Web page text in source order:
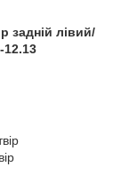
задній лівий/
12.13